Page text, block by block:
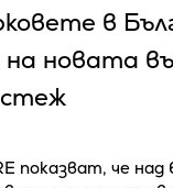
в
новата
показват, че